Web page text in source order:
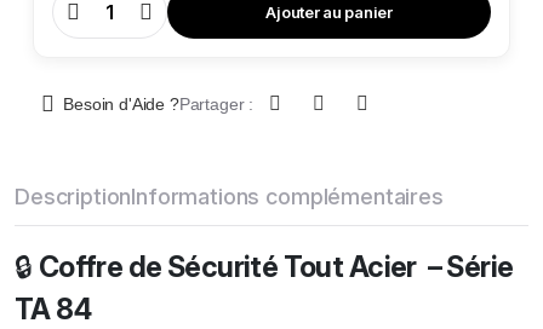
Coffre
de
84
Ajouter au panier
Besoin d'Aide ?Partager :
DescriptionInformations complémentaires
🔒 Coffre de Sécurité Tout Acier – Série
TA 84